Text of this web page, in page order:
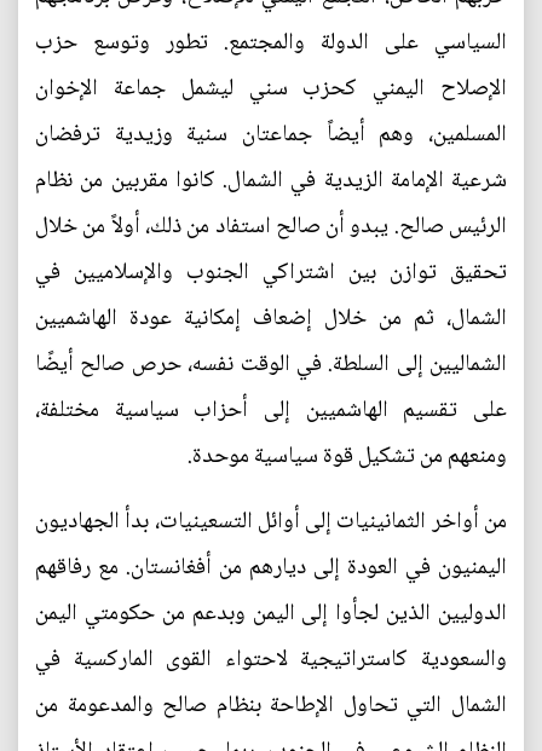
السياسي على الدولة والمجتمع. تطور وتوسع حزب
الإصلاح اليمني كحزب سني ليشمل جماعة الإخوان
المسلمين، وهم أيضاً جماعتان سنية وزيدية ترفضان
شرعية الإمامة الزيدية في الشمال. كانوا مقربين من نظام
الرئيس صالح. يبدو أن صالح استفاد من ذلك، أولاً من خلال
تحقيق توازن بين اشتراكي الجنوب والإسلاميين في
الشمال، ثم من خلال إضعاف إمكانية عودة الهاشميين
الشماليين إلى السلطة. في الوقت نفسه، حرص صالح أيضًا
على تقسيم الهاشميين إلى أحزاب سياسية مختلفة،
ومنعهم من تشكيل قوة سياسية موحدة.
من أواخر الثمانينيات إلى أوائل التسعينيات، بدأ الجهاديون
اليمنيون في العودة إلى ديارهم من أفغانستان. مع رفاقهم
الدوليين الذين لجأوا إلى اليمن وبدعم من حكومتي اليمن
والسعودية كاستراتيجية لاحتواء القوى الماركسية في
الشمال التي تحاول الإطاحة بنظام صالح والمدعومة من